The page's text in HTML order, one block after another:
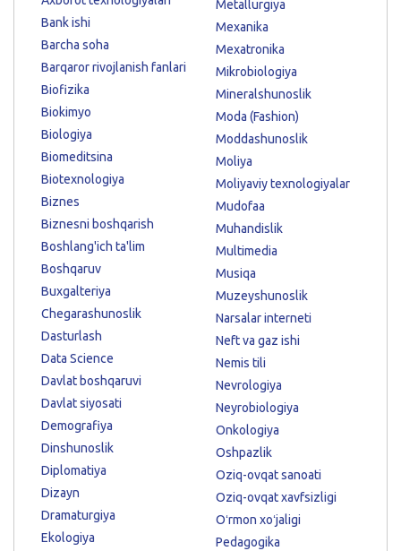
Bank ishi
Barcha soha
Barqaror rivojlanish fanlari
Biofizika
Biokimyo
Biologiya
Biomeditsina
Biotexnologiya
Biznes
Biznesni boshqarish
Boshlang'ich ta'lim
Boshqaruv
Buxgalteriya
Chegarashunoslik
Dasturlash
Data Science
Davlat boshqaruvi
Davlat siyosati
Demografiya
Dinshunoslik
Diplomatiya
Dizayn
Dramaturgiya
Ekologiya
Metallurgiya
Mexanika
Mexatronika
Mikrobiologiya
Mineralshunoslik
Moda (Fashion)
Moddashunoslik
Moliya
Moliyaviy texnologiyalar
Mudofaa
Muhandislik
Multimedia
Musiqa
Muzeyshunoslik
Narsalar interneti
Neft va gaz ishi
Nemis tili
Nevrologiya
Neyrobiologiya
Onkologiya
Oshpazlik
Oziq-ovqat sanoati
Oziq-ovqat xavfsizligi
Oʻrmon xoʻjaligi
Pedagogika